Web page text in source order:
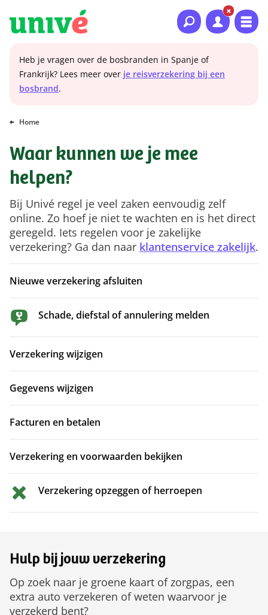
Naar hoofdinhoud
Naar hoofdnavigatie
Naar footer
Heb je vragen over de bosbranden in Spanje of
Frankrijk? Lees meer over je reisverzekering bij een
bosbrand.
Home
Waar kunnen we je mee
helpen?
Bij Univé regel je veel zaken eenvoudig zelf
online. Zo hoef je niet te wachten en is het direct
geregeld. Iets regelen voor je zakelijke
verzekering? Ga dan naar klantenservice zakelijk.
Nieuwe verzekering afsluiten
Schade, diefstal of annulering melden
Verzekering wijzigen
Gegevens wijzigen
Facturen en betalen
Verzekering en voorwaarden bekijken
Verzekering opzeggen of herroepen
Hulp bij jouw verzekering
Op zoek naar je groene kaart of zorgpas, een
extra auto verzekeren of weten waarvoor je
verzekerd bent?